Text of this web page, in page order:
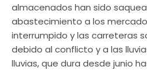
almacenados han sido
abastecimiento a los
interrumpido y las carreteras
debido al conflicto y a las
lluvias, que dura desde junio